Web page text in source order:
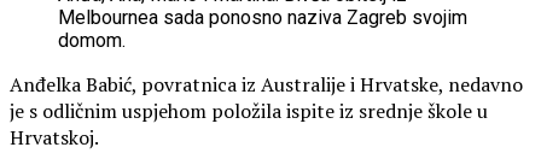
Melbournea sada ponosno naziva Zagreb svojim
domom.
Anđelka Babić, povratnica iz Australije i Hrvatske, nedavno
je s odličnim uspjehom položila ispite iz srednje škole u
Hrvatskoj.